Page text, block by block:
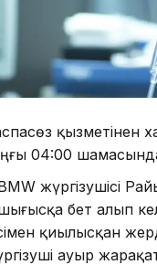
қызметінен
04:00
жүргізушісі
бет алып
қиылысқан
ауыр